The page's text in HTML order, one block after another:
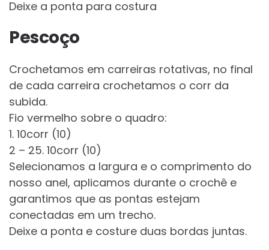
Deixe a ponta para costura
Pescoço
Crochetamos em carreiras rotativas, no final
de cada carreira crochetamos o corr da
subida.
Fio vermelho sobre o quadro:
1. 10corr (10)
2 – 25. 10corr (10)
Selecionamos a largura e o comprimento do
nosso anel, aplicamos durante o crochê e
garantimos que as pontas estejam
conectadas em um trecho.
Deixe a ponta e costure duas bordas juntas.